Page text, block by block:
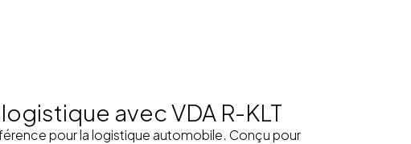
avec VDA R-KLT
pour la logistique automobile. Conçu pour